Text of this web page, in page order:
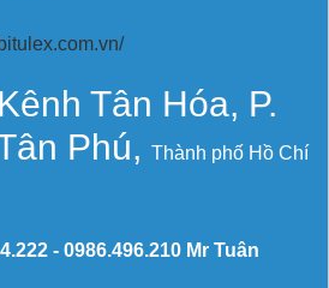
Tân Hóa, P.
Phú, Thành phố Hồ Chí
- 0986.496.210 Mr Tuân